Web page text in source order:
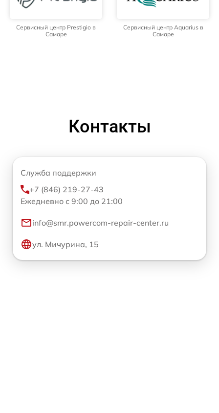
Сервисный центр Prestigio в
Самаре
Сервисный центр Aquarius в
Самаре
Контакты
Служба поддержки
+7 (846) 219-27-43
Ежедневно с 9:00 до 21:00
info@smr.powercom-repair-center.ru
ул. Мичурина, 15